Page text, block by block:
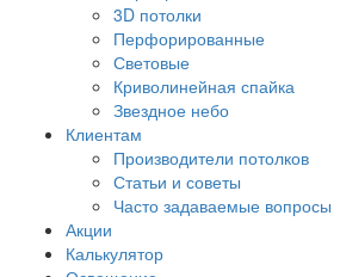
3D потолки
Перфорированные
Световые
Криволинейная спайка
Звездное небо
Клиентам
Производители потолков
Статьи и советы
Часто задаваемые вопросы
Акции
Калькулятор